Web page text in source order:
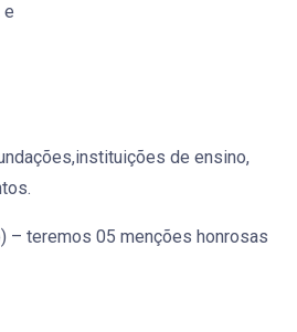
e
de ensino,
– teremos 05 menções honrosas